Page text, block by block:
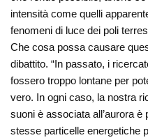
intensità come quelli
fenomeni di luce dei poli
Che cosa possa causare
dibattito. “In passato, i
fossero troppo lontane per
vero. In ogni caso, la nostra
suoni è associata all’aurora
stesse particelle energetiche